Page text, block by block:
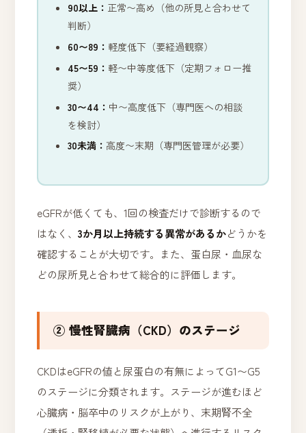
90以上： 正常〜高め（他の所見と合わせて
判断）
60〜89： 軽度低下（要経過観察）
45〜59： 軽〜中等度低下（定期フォロー推
奨）
30〜44： 中〜高度低下（専門医への相談
を検討）
30未満： 高度〜末期（専門医管理が必要）
eGFRが低くても、1回の検査だけで診断するので
はなく、3か月以上持続する異常があるかどうかを
確認することが大切です。また、蛋白尿・血尿な
どの尿所見と合わせて総合的に評価します。
② 慢性腎臓病（CKD）のステージ
CKDはeGFRの値と尿蛋白の有無によってG1〜G5
のステージに分類されます。ステージが進むほど
心臓病・脳卒中のリスクが上がり、末期腎不全